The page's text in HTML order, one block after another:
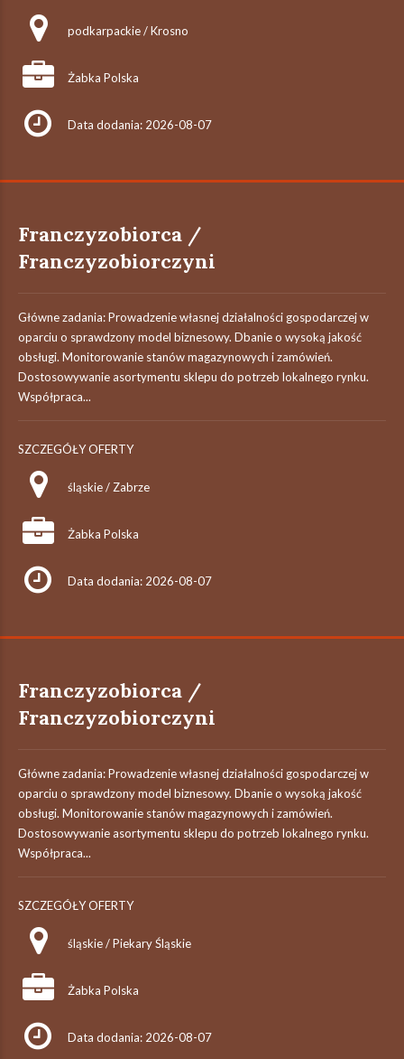
podkarpackie / Krosno
Żabka Polska
Data dodania: 2026-08-07
Franczyzobiorca /
Franczyzobiorczyni
Główne zadania: Prowadzenie własnej działalności gospodarczej w
oparciu o sprawdzony model biznesowy. Dbanie o wysoką jakość
obsługi. Monitorowanie stanów magazynowych i zamówień.
Dostosowywanie asortymentu sklepu do potrzeb lokalnego rynku.
Współpraca...
SZCZEGÓŁY OFERTY
śląskie / Zabrze
Żabka Polska
Data dodania: 2026-08-07
Franczyzobiorca /
Franczyzobiorczyni
Główne zadania: Prowadzenie własnej działalności gospodarczej w
oparciu o sprawdzony model biznesowy. Dbanie o wysoką jakość
obsługi. Monitorowanie stanów magazynowych i zamówień.
Dostosowywanie asortymentu sklepu do potrzeb lokalnego rynku.
Współpraca...
SZCZEGÓŁY OFERTY
śląskie / Piekary Śląskie
Żabka Polska
Data dodania: 2026-08-07